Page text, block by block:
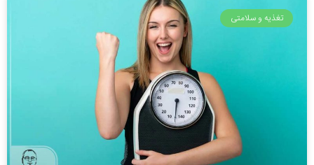
تغذیه و سلامتی